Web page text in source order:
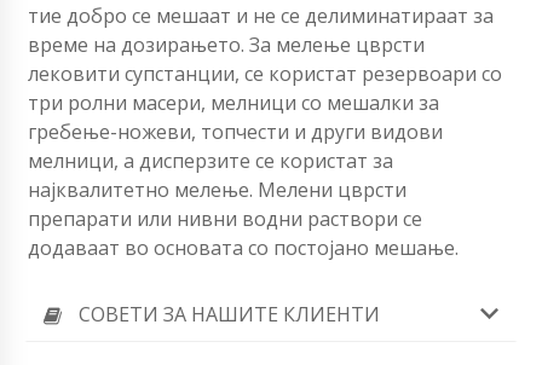
тие добро се мешаат и не се делиминатираат за
време на дозирањето. За мелење цврсти
лековити супстанции, се користат резервоари со
три ролни масери, мелници со мешалки за
гребење-ножеви, топчести и други видови
мелници, а дисперзите се користат за
најквалитетно мелење. Мелени цврсти
препарати или нивни водни раствори се
додаваат во основата со постојано мешање.
СОВЕТИ ЗА НАШИТЕ КЛИЕНТИ